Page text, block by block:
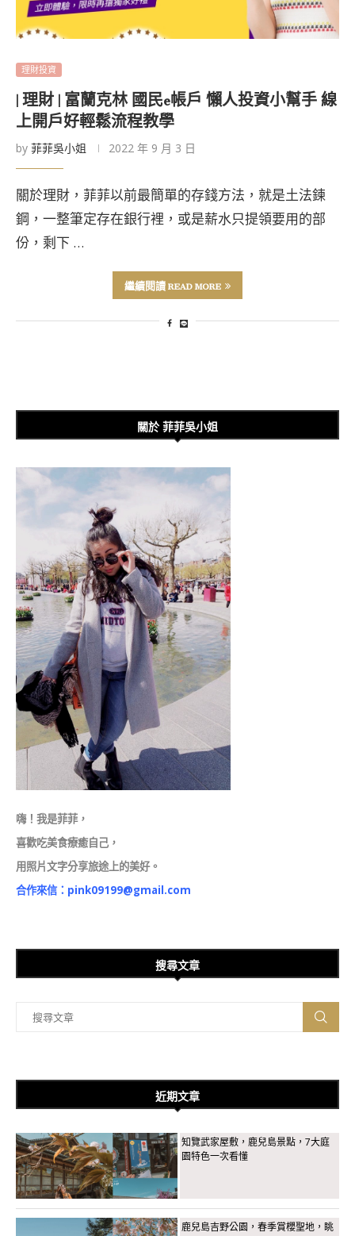
理財投資
| 理財 | 富蘭克林 國民e帳戶 懶人投資小幫手 線
上開戶好輕鬆流程教學
by 菲菲吳小姐 2022 年 9 月 3 日
關於理財，菲菲以前最簡單的存錢方法，就是土法鍊
鋼，一整筆定存在銀行裡，或是薪水只提領要用的部
份，剩下 …
繼續閱讀 READ MORE
關於 菲菲吳小姐
嗨！我是菲菲，
喜歡吃美食療癒自己，
用照片文字分享旅途上的美好。
合作來信： pink09199@gmail.com
搜尋文章
近期文章
知覽武家屋敷，鹿兒島景點，7大庭
園特色一次看懂
鹿兒島吉野公園，春季賞櫻聖地，眺